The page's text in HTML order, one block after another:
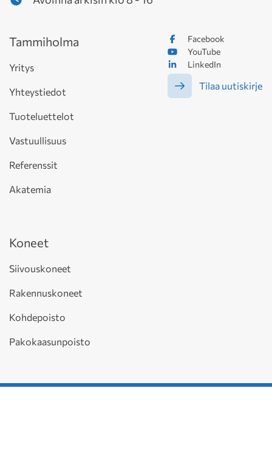
Facebook
YouTube
LinkedIn
Tilaa uutiskirje
Tammiholma
Yritys
Yhteystiedot
Tuoteluettelot
Vastuullisuus
Referenssit
Akatemia
Koneet
Siivouskoneet
Rakennuskoneet
Kohdepoisto
Pakokaasunpoisto